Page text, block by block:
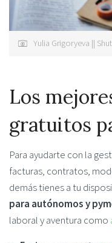
Yulia Grigoryeva ||
Los
gratuitos
Para ayudarte con la
facturas, contratos,
demás tienes a tu
para autónomos y
laboral y aventura como